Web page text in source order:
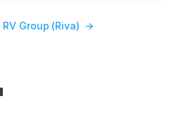
Group (Riva) →